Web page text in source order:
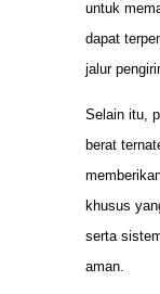
untuk
dapat
jalur
Selain itu,
berat
khusus
serta
aman.